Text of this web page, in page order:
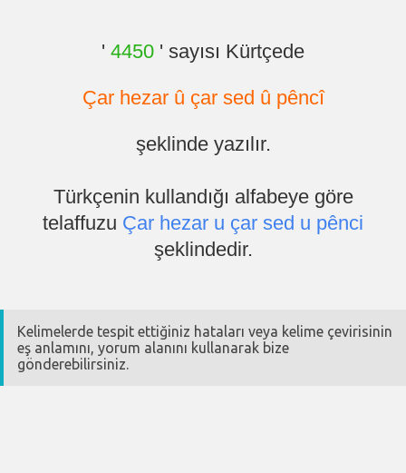
' 4450 ' sayısı Kürtçede
Çar hezar û çar sed û pêncî
şeklinde yazılır.
Türkçenin kullandığı alfabeye göre
telaffuzu Çar hezar u çar sed u pênci
şeklindedir.
Kelimelerde tespit ettiğiniz hataları veya kelime çevirisinin
eş anlamını, yorum alanını kullanarak bize
gönderebilirsiniz.